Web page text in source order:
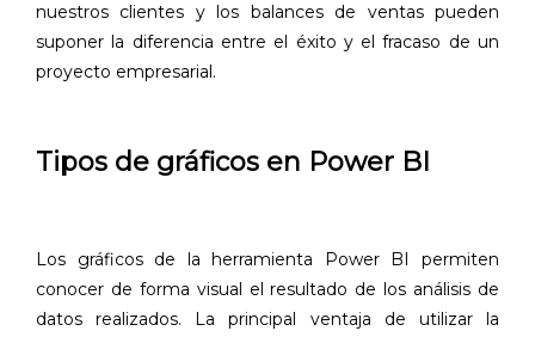
nuestros clientes y los balances de ventas pueden
suponer la diferencia entre el éxito y el fracaso de un
proyecto empresarial.
Tipos de gráficos en Power BI
Los gráficos de la herramienta Power BI permiten
conocer de forma visual el resultado de los análisis de
datos realizados. La principal ventaja de utilizar la